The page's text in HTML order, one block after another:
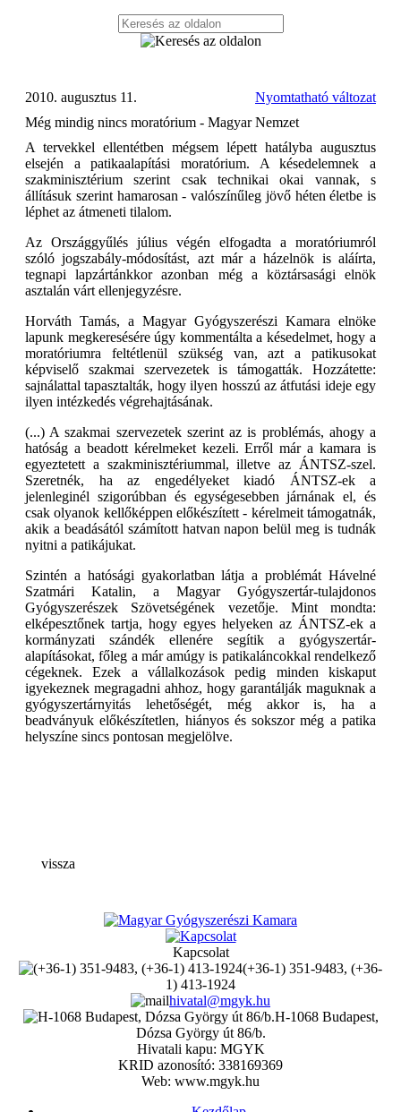
Nyomtatható változat
2010. augusztus 11.
Még mindig nincs moratórium - Magyar Nemzet
A tervekkel ellentétben mégsem lépett hatályba augusztus
elsején a patikaalapítási moratórium. A késedelemnek a
szakminisztérium szerint csak technikai okai vannak, s
állításuk szerint hamarosan - valószínűleg jövő héten életbe is
léphet az átmeneti tilalom.
Az Országgyűlés július végén elfogadta a moratóriumról
szóló jogszabály-módosítást, azt már a házelnök is aláírta,
tegnapi lapzártánkkor azonban még a köztársasági elnök
asztalán várt ellenjegyzésre.
Horváth Tamás, a Magyar Gyógyszerészi Kamara elnöke
lapunk megkeresésére úgy kommentálta a késedelmet, hogy a
moratóriumra feltétlenül szükség van, azt a patikusokat
képviselő szakmai szervezetek is támogatták. Hozzátette:
sajnálattal tapasztalták, hogy ilyen hosszú az átfutási ideje egy
ilyen intézkedés végrehajtásának.
(...) A szakmai szervezetek szerint az is problémás, ahogy a
hatóság a beadott kérelmeket kezeli. Erről már a kamara is
egyeztetett a szakminisztériummal, illetve az ÁNTSZ-szel.
Szeretnék, ha az engedélyeket kiadó ÁNTSZ-ek a
jelenleginél szigorúbban és egységesebben járnának el, és
csak olyanok kellőképpen előkészített - kérelmeit támogatnák,
akik a beadásától számított hatvan napon belül meg is tudnák
nyitni a patikájukat.
Szintén a hatósági gyakorlatban látja a problémát Hávelné
Szatmári Katalin, a Magyar Gyógyszertár-tulajdonos
Gyógyszerészek Szövetségének vezetője. Mint mondta:
elképesztőnek tartja, hogy egyes helyeken az ÁNTSZ-ek a
kormányzati szándék ellenére segítik a gyógyszertár-
alapításokat, főleg a már amúgy is patikaláncokkal rendelkező
cégeknek. Ezek a vállalkozások pedig minden kiskaput
igyekeznek megragadni ahhoz, hogy garantálják maguknak a
gyógyszertárnyitás lehetőségét, még akkor is, ha a
beadványuk előkészítetlen, hiányos és sokszor még a patika
helyszíne sincs pontosan megjelölve.
vissza
Kapcsolat
(+36-1) 351-9483, (+36-
1) 413-1924
hivatal@mgyk.hu
H-1068 Budapest,
Dózsa György út 86/b.
Hivatali kapu: MGYK
KRID azonosító: 338169369
Web: www.mgyk.hu